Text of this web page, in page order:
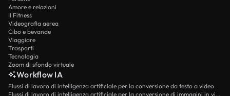
Amore e relazioni
Il Fitness
Videografia aerea
Cibo e bevande
Viaggiare
Trasporti
Tecnologia
Zoom di sfondo virtuale
Workflow IA
Flussi di lavoro di intelligenza artificiale per la conversione da testo a video
Flussi di lavoro di intelligenza artificiale per la conversione di immagini in video